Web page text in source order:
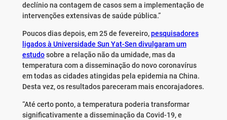
declínio na contagem de casos sem a implementação de
intervenções extensivas de saúde pública.”
Poucos dias depois, em 25 de fevereiro,pesquisadores
ligados à Universidade Sun Yat-Sen divulgaram um
estudosobre a relação não da umidade, mas da
temperatura com a disseminação do novo coronavírus
em todas as cidades atingidas pela epidemia na China.
Desta vez, os resultados pareceram mais encorajadores.
“Até certo ponto, a temperatura poderia transformar
significativamente a disseminação da Covid-19, e